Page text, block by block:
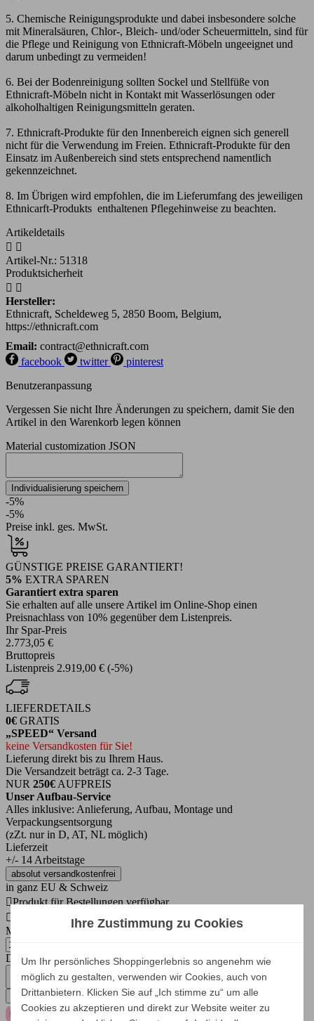
5. Chemische Reinigungsprodukte und dabei insbesondere solche
mit Mineralsäuren, Chlor-, Bleich- und/oder Scheuermitteln, sind für
die Pflege und Reinigung von Ethnicraft-Möbeln ungeeignet und
darum unbedingt zu vermeiden!
6. Bei der Bodenreinigung sollten Sockel und Stellfüße von
Ethnicraft-Möbeln nicht in Kontakt mit Wasserlösungen oder
alkoholhaltigen Reinigungsmitteln geraten.
7. Ethnicraft-Produkte für den Innenbereich eignen sich generell
nicht für die Verwendung im Freien. Ethnicraft-Produkte für den
Einsatz im Außenbereich sind stets entsprechend namentlich
gekennzeichnet.
8. Im Übrigen wird empfohlen, die im Lieferumfang des jeweiligen
Ethnicarft-Produkts enthaltenen Pflegehinweise zu beachten.
Artikeldetails
 
Artikel-Nr.: 51318
Produktsicherheit
 
Hersteller:
Ethnicraft, Scheldeweg 5, 2850 Boom, Belgium,
https://ethnicraft.com
Email: contract@ethnicraft.com
facebook
twitter
pinterest
Benutzeranpassung
Vergessen Sie nicht Ihre Änderungen zu speichern, damit Sie den
Artikel in den Warenkorb legen können
Material customization JSON
Individualisierung speichern
-5%
-5%
Preise inkl. ges. MwSt.
GÜNSTIGE PREISE GARANTIERT!
5% EXTRA SPAREN
Garantiert extra sparen
Sie erhalten auf alle unsere Artikel im Online-Shop einen
Preisnachlass von 10% gegenüber dem Listenpreis.
Ihr Spar-Preis
2.773,05 €
Bruttopreis
Listenpreis 2.919,00 € (-5%)
LIEFERDETAILS
0€ GRATIS
„SPEED“ Versand
keine Versandkosten für Sie!
Lieferung direkt bis zu Ihrem Haus.
Die Versandzeit beträgt ca. 2-3 Tage.
NUR 250€ AUFPREIS
Unser Aufbau-Service
Alles inklusive: Anlieferung, Aufbau, Montage und
Verpackungsentsorgung
(zZt. nur in D, AT, NL möglich)
Lieferzeit
+/- 14 Arbeitstage
absolut versandkostenfrei
in ganz EU & Schweiz
Produkt für Bestellungen verfügbar

Produkt für Bestellungen verfügbar
Menge
Das Produkt in der Ausführung ist wieder lieferbar ab dem
Zubehör auswählen Schließen In den Warenkorb
Ihre Zustimmung zu Cookies
Um Ihr persönliches Shoppingerlebnis so angenehm wie
möglich zu gestalten, verwenden wir Cookies, auch von
Drittanbietern. Klicken Sie auf „Ich stimme zu“ um alle
Cookies zu akzeptieren und direkt zur Website weiter zu